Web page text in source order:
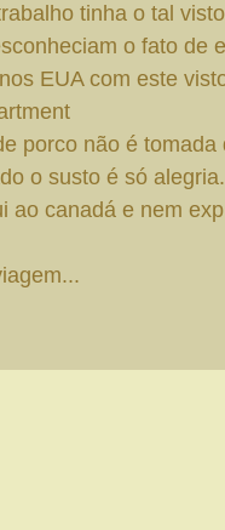
tinha o tal
o fato de
EUA com este
porco não é tomada
o susto é só
ao canadá e nem